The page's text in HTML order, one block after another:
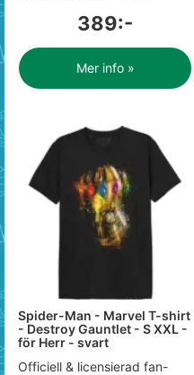
389:-
Mer info »
Spider-Man - Marvel T-shirt
- Destroy Gauntlet - S XXL -
för Herr - svart
Officiell & licensierad fan-